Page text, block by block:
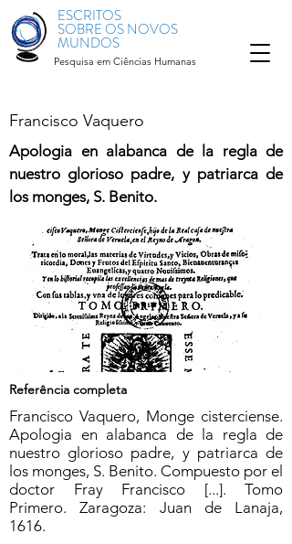
ESCRITOS
SOBRE OS NOVOS
MUNDOS
Pesquisa em Ciências Humanas
Francisco Vaquero
Apologia en alabanca de la regla de
nuestro glorioso padre, y patriarca de
los monges, S. Benito.
Referência completa
Francisco Vaquero, Monge cisterciense.
Apologia en alabanca de la regla de
nuestro glorioso padre, y patriarca de
los monges, S. Benito. Compuesto por el
doctor Fray Francisco [...]. Tomo
Primero. Zaragoza: Juan de Lanaja,
1616.